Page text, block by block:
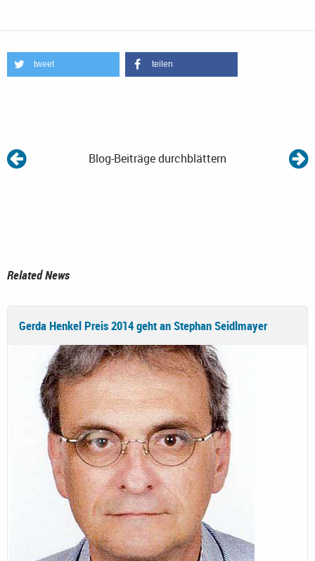
tweet teilen
Blog-Beiträge durchblättern
Related News
Gerda Henkel Preis 2014 geht an Stephan Seidlmayer